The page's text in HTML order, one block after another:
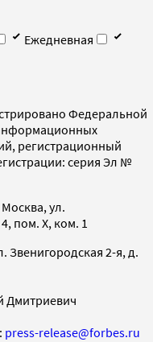
Ежедневная
Федеральной
регистрационный
серия Эл №
ул.
пом. X, ком. 1
Звенигородская 2-я, д.
Дмитриевич
press-release@forbes.ru